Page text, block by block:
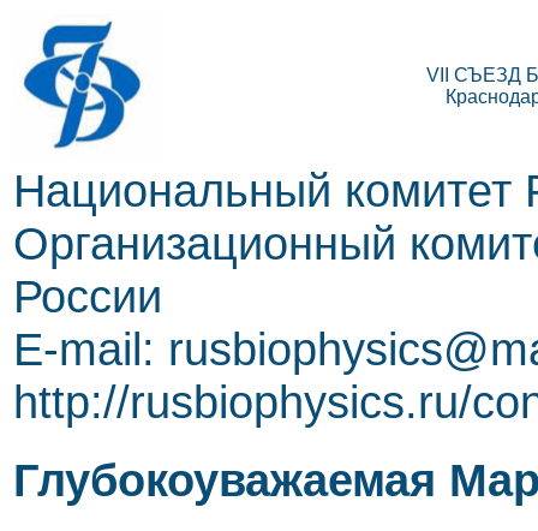
VII СЪЕЗД
Национальный комитет
Организационный
России
E-mail:
http://rusbiophysics.ru/
Глубокоуважаемая